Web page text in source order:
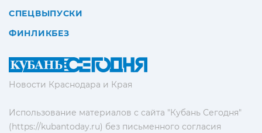
Новости Краснодара и Края
Использование материалов с сайта "Кубань Сегодня"
(https://kubantoday.ru) без письменного согласия
СПЕЦВЫПУСКИ
ФИНЛИКБЕЗ